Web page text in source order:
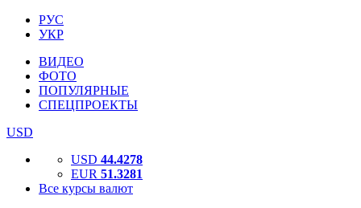
РУС
УКР
ВИДЕО
ФОТО
ПОПУЛЯРНЫЕ
СПЕЦПРОЕКТЫ
USD
USD 44.4278
EUR 51.3281
Все курсы валют